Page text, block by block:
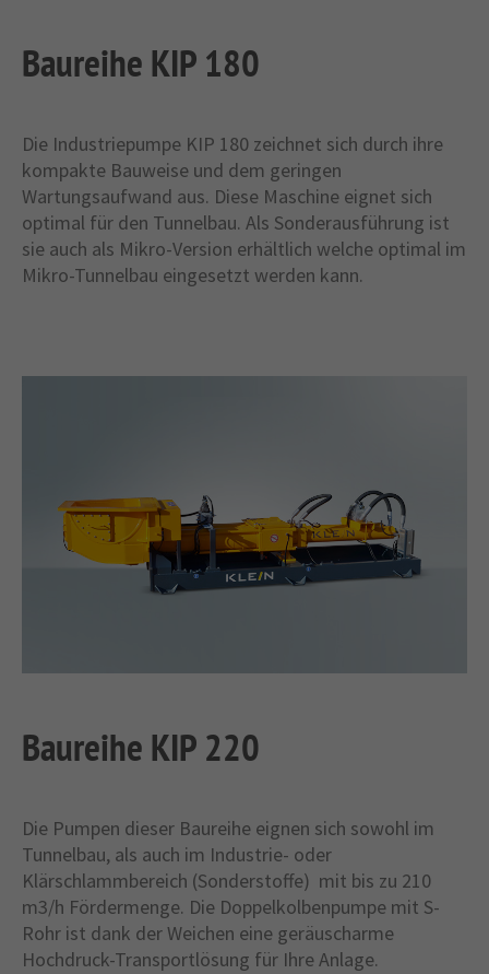
Baureihe KIP 180
Die Industriepumpe KIP 180 zeichnet sich durch ihre
kompakte Bauweise und dem geringen
Wartungsaufwand aus. Diese Maschine eignet sich
optimal für den Tunnelbau. Als Sonderausführung ist
sie auch als Mikro-Version erhältlich welche optimal im
Mikro-Tunnelbau eingesetzt werden kann.
Baureihe KIP 220
Die Pumpen dieser Baureihe eignen sich sowohl im
Tunnelbau, als auch im Industrie- oder
Klärschlammbereich (Sonderstoffe) mit bis zu 210
m3/h Fördermenge. Die Doppelkolbenpumpe mit S-
Rohr ist dank der Weichen eine geräuscharme
Hochdruck-Transportlösung für Ihre Anlage.